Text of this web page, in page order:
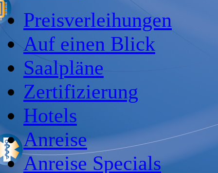
Preisverleihungen
Auf einen Blick
Saalpläne
Zertifizierung
Hotels
Anreise
Anreise Specials